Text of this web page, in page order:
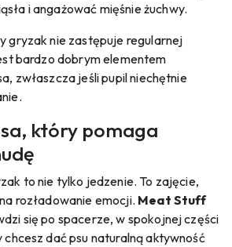
i angażować mięśnie żuchwy.
gryzak nie zastępuje regularnej
bardzo dobrym elementem
zwłaszcza jeśli pupil niechętnie
który pomaga
to nie tylko jedzenie. To zajęcie,
rozładowanie emocji. Meat Stuff
się po spacerze, w spokojnej części
dać psu naturalną aktywność